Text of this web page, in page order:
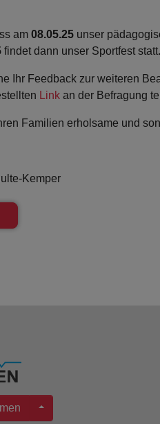
am 08.05.25 unser
findet dann unser Sportfest
Ihr Feedback zur weiteren
Link an der Befragung
Familien erholsame und
Kemper